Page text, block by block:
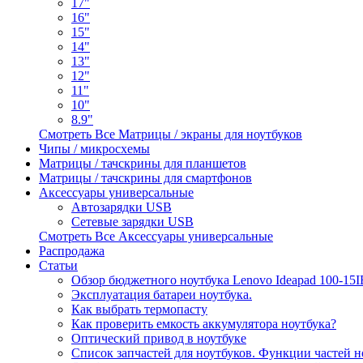
17"
16"
15"
14"
13"
12"
11"
10"
8.9"
Смотреть Все Матрицы / экраны для ноутбуков
Чипы / микросхемы
Матрицы / тачскрины для планшетов
Матрицы / тачскрины для смартфонов
Аксессуары универсальные
Автозарядки USB
Сетевые зарядки USB
Смотреть Все Аксессуары универсальные
Распродажа
Статьи
Обзор бюджетного ноутбука Lenovo Ideapad 100-
Эксплуатация батареи ноутбука.
Как выбрать термопасту
Как проверить емкость аккумулятора ноутбука?
Оптический привод в ноутбуке
Список запчастей для ноутбуков. Функции частей